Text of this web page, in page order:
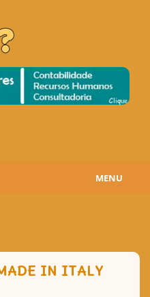
MENU
IN ITALY